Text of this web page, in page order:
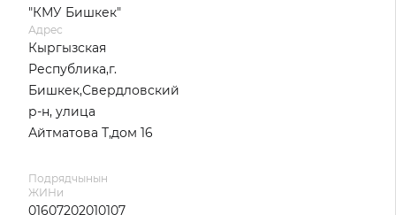
"КМУ Бишкек"
Адрес
Кыргызская
Республика,г.
Бишкек,Свердловский
р-н, улица
Айтматова Т,дом 16
Подрядчынын
ЖИНи
01607202010107